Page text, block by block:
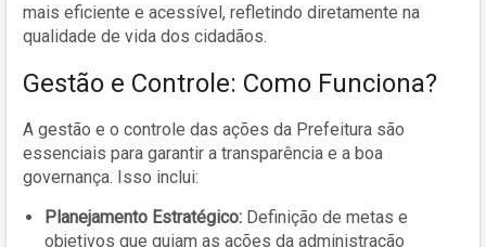
mais eficiente e acessível, refletindo diretamente na
qualidade de vida dos cidadãos.
Gestão e Controle: Como Funciona?
A gestão e o controle das ações da Prefeitura são
essenciais para garantir a transparência e a boa
governança. Isso inclui:
Planejamento Estratégico: Definição de metas e
objetivos que guiam as ações da administração